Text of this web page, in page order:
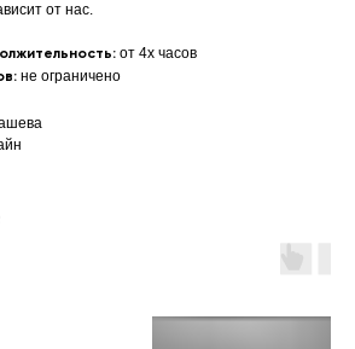
от нас.
от 4х часов
не ограничено